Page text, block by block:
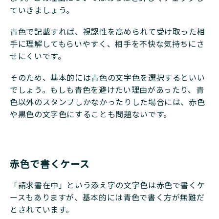
ていきましょう。
青色で記載すれば、視認性を高められて受け取った相
手に理解してもらいやすく、相手を不快な気持ちにさ
せにくいです。
そのため、基本的には青色の文字色を選択するといい
でしょう。もしも青色を避けたい理由があったり、青
色以外のスタンプしかなかったりした場合には、赤色
や黒色の文字色にすることも問題ないです。
赤色で書くケース
「請求書在中」という添え字の文字色は赤色で書くケ
ースもありますが、基本的には青色で書く方が無難だ
とされています。